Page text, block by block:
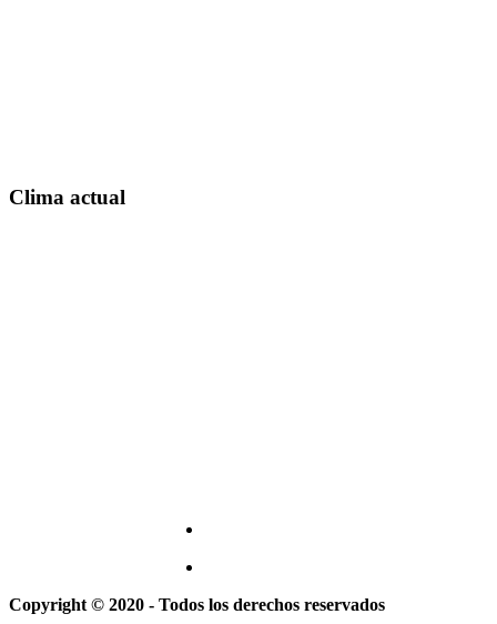
Clima actual
Copyright © 2020 - Todos los derechos reservados